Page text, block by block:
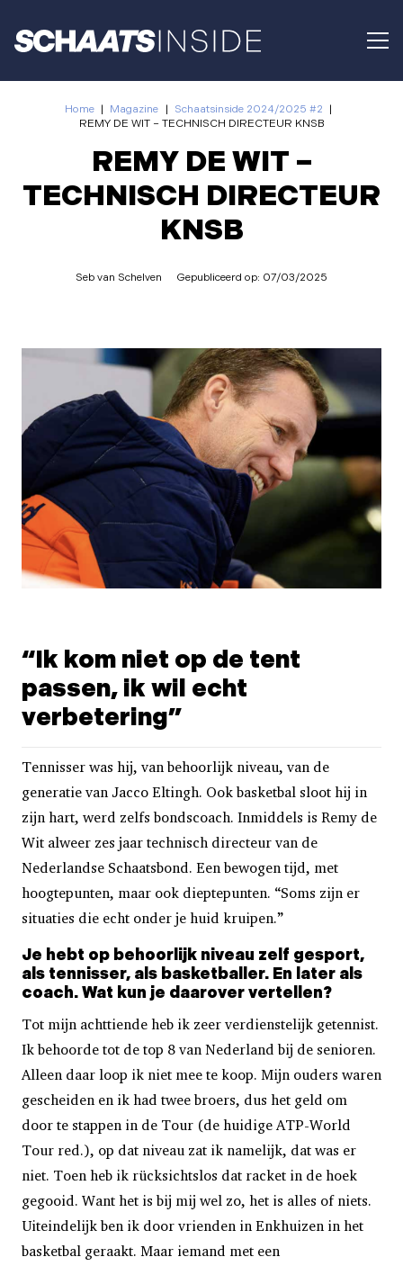
Home | Magazine | Schaatsinside 2024/2025 #2 |
REMY DE WIT – TECHNISCH DIRECTEUR KNSB
REMY DE WIT –
TECHNISCH DIRECTEUR
KNSB
Seb van Schelven Gepubliceerd op: 07/03/2025
“Ik kom niet op de tent
passen, ik wil echt
verbetering”
Tennisser was hij, van behoorlijk niveau, van de
generatie van Jacco Eltingh. Ook basketbal sloot hij in
zijn hart, werd zelfs bondscoach. Inmiddels is Remy de
Wit alweer zes jaar technisch directeur van de
Nederlandse Schaatsbond. Een bewogen tijd, met
hoogtepunten, maar ook dieptepunten. “Soms zijn er
situaties die echt onder je huid kruipen.”
Je hebt op behoorlijk niveau zelf gesport,
als tennisser, als basketballer. En later als
coach. Wat kun je daarover vertellen?
Tot mijn achttiende heb ik zeer verdienstelijk getennist.
Ik behoorde tot de top 8 van Nederland bij de senioren.
Alleen daar loop ik niet mee te koop. Mijn ouders waren
gescheiden en ik had twee broers, dus het geld om
door te stappen in de Tour (de huidige ATP-World
Tour red.), op dat niveau zat ik namelijk, dat was er
niet. Toen heb ik rücksichtslos dat racket in de hoek
gegooid. Want het is bij mij wel zo, het is alles of niets.
Uiteindelijk ben ik door vrienden in Enkhuizen in het
basketbal geraakt. Maar iemand met een